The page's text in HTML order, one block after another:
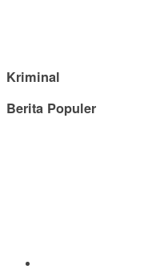
Kriminal
Berita Populer